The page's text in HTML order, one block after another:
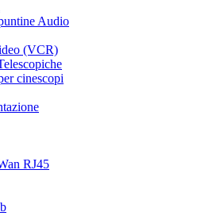
Audio
(VCR)
cinescopi
RJ45